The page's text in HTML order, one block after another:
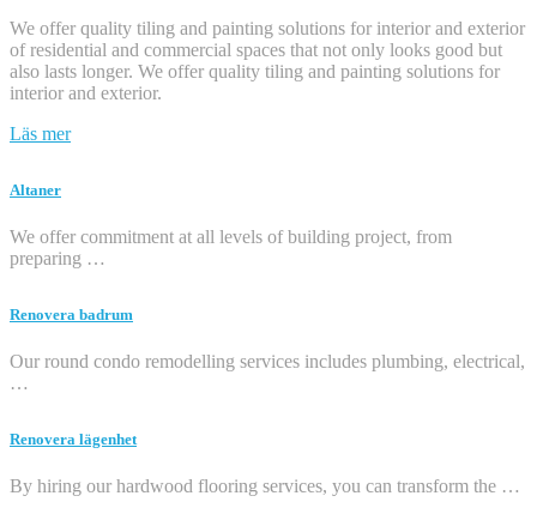
We offer quality tiling and painting solutions for interior and exterior
of residential and commercial spaces that not only looks good but
also lasts longer. We offer quality tiling and painting solutions for
interior and exterior.
Läs mer
Altaner
We offer commitment at all levels of building project, from
preparing …
Renovera badrum
Our round condo remodelling services includes plumbing, electrical,
…
Renovera lägenhet
By hiring our hardwood flooring services, you can transform the …